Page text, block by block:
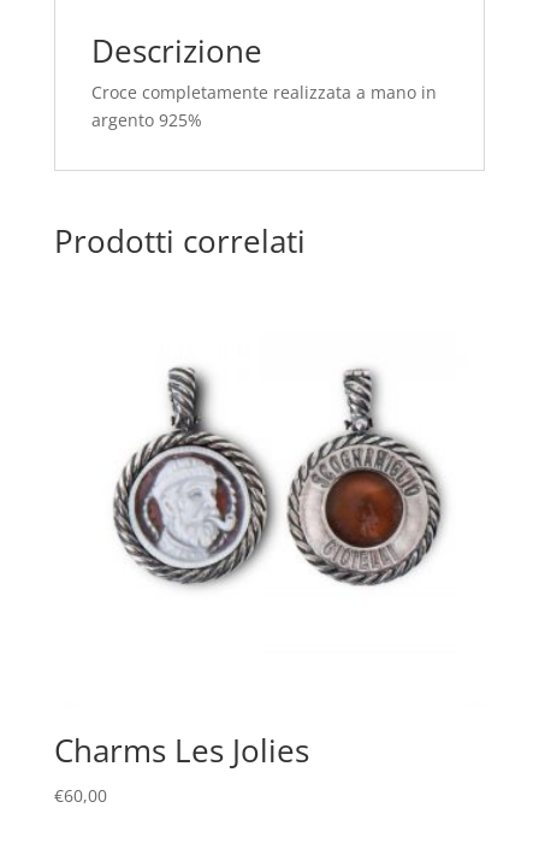
Descrizione
Croce completamente realizzata a mano in
argento 925%
Prodotti correlati
Charms Les Jolies
€60,00